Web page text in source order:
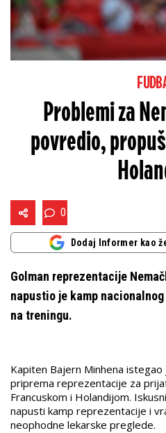
Problemi za
povredio,
0
Dodaj Informer kao
Golman reprezentacije
napustio je kamp
na treningu.
Kapiten Bajern Minhena
priprema reprezentacije za
Francuskom i Holandijom.
napusti kamp reprezentacije i
neophodne lekarske preglede.